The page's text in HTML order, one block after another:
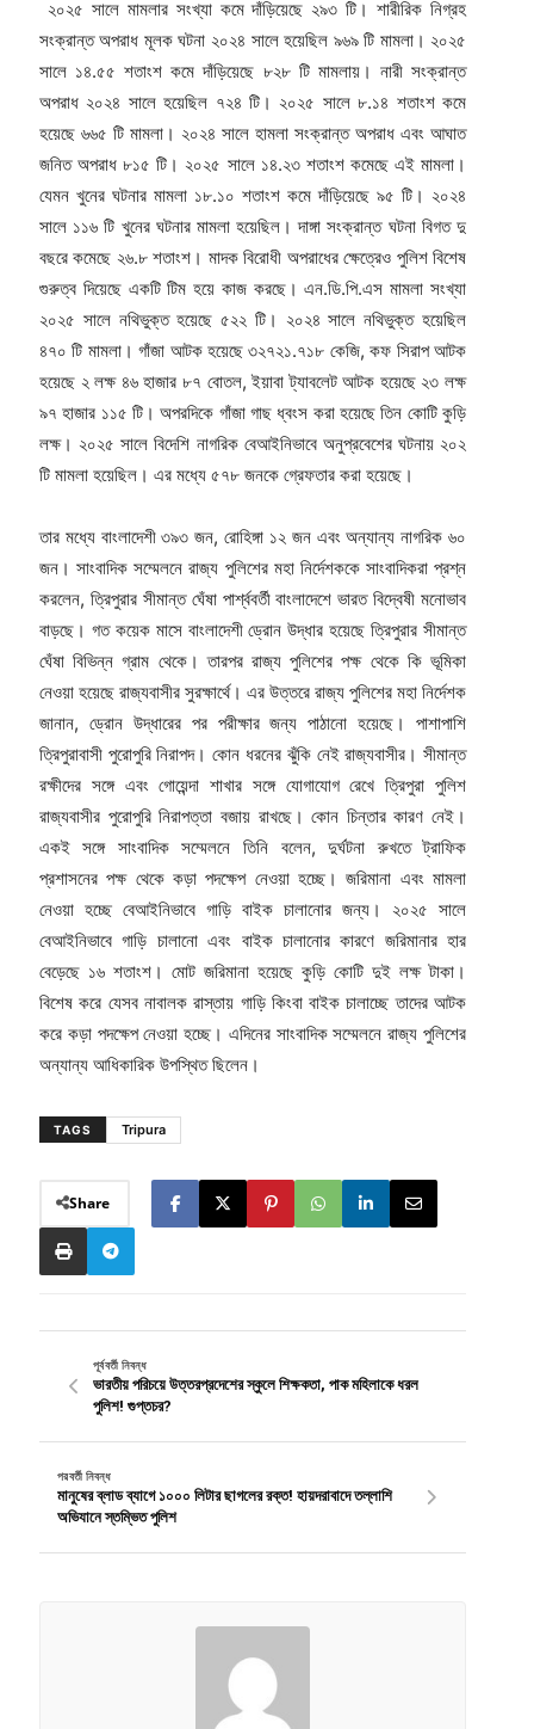
২০২৫ সালে মামলার সংখ্যা কমে দাঁড়িয়েছে ২৯৩ টি। শারীরিক নিগ্রহ
সংক্রান্ত অপরাধ মূলক ঘটনা ২০২৪ সালে হয়েছিল ৯৬৯ টি মামলা। ২০২৫
সালে ১৪.৫৫ শতাংশ কমে দাঁড়িয়েছে ৮২৮ টি মামলায়। নারী সংক্রান্ত
অপরাধ ২০২৪ সালে হয়েছিল ৭২৪ টি। ২০২৫ সালে ৮.১৪ শতাংশ কমে
হয়েছে ৬৬৫ টি মামলা। ২০২৪ সালে হামলা সংক্রান্ত অপরাধ এবং আঘাত
জনিত অপরাধ ৮১৫ টি। ২০২৫ সালে ১৪.২৩ শতাংশ কমেছে এই মামলা।
যেমন খুনের ঘটনার মামলা ১৮.১০ শতাংশ কমে দাঁড়িয়েছে ৯৫ টি। ২০২৪
সালে ১১৬ টি খুনের ঘটনার মামলা হয়েছিল। দাঙ্গা সংক্রান্ত ঘটনা বিগত দু
বছরে কমেছে ২৬.৮ শতাংশ। মাদক বিরোধী অপরাধের ক্ষেত্রেও পুলিশ বিশেষ
গুরুত্ব দিয়েছে একটি টিম হয়ে কাজ করছে। এন.ডি.পি.এস মামলা সংখ্যা
২০২৫ সালে নথিভুক্ত হয়েছে ৫২২ টি। ২০২৪ সালে নথিভুক্ত হয়েছিল
৪৭০ টি মামলা। গাঁজা আটক হয়েছে ৩২৭২১.৭১৮ কেজি, কফ সিরাপ আটক
হয়েছে ২ লক্ষ ৪৬ হাজার ৮৭ বোতল, ইয়াবা ট্যাবলেট আটক হয়েছে ২৩ লক্ষ
৯৭ হাজার ১১৫ টি। অপরদিকে গাঁজা গাছ ধ্বংস করা হয়েছে তিন কোটি কুড়ি
লক্ষ। ২০২৫ সালে বিদেশি নাগরিক বেআইনিভাবে অনুপ্রবেশের ঘটনায় ২০২
টি মামলা হয়েছিল। এর মধ্যে ৫৭৮ জনকে গ্রেফতার করা হয়েছে।
তার মধ্যে বাংলাদেশী ৩৯৩ জন, রোহিঙ্গা ১২ জন এবং অন্যান্য নাগরিক ৬০
জন। সাংবাদিক সম্মেলনে রাজ্য পুলিশের মহা নির্দেশককে সাংবাদিকরা প্রশ্ন
করলেন, ত্রিপুরার সীমান্ত ঘেঁষা পার্শ্ববর্তী বাংলাদেশে ভারত বিদ্বেষী মনোভাব
বাড়ছে। গত কয়েক মাসে বাংলাদেশী ড্রোন উদ্ধার হয়েছে ত্রিপুরার সীমান্ত
ঘেঁষা বিভিন্ন গ্রাম থেকে। তারপর রাজ্য পুলিশের পক্ষ থেকে কি ভূমিকা
নেওয়া হয়েছে রাজ্যবাসীর সুরক্ষার্থে। এর উত্তরে রাজ্য পুলিশের মহা নির্দেশক
জানান, ড্রোন উদ্ধারের পর পরীক্ষার জন্য পাঠানো হয়েছে। পাশাপাশি
ত্রিপুরাবাসী পুরোপুরি নিরাপদ। কোন ধরনের ঝুঁকি নেই রাজ্যবাসীর। সীমান্ত
রক্ষীদের সঙ্গে এবং গোয়েন্দা শাখার সঙ্গে যোগাযোগ রেখে ত্রিপুরা পুলিশ
রাজ্যবাসীর পুরোপুরি নিরাপত্তা বজায় রাখছে। কোন চিন্তার কারণ নেই।
একই সঙ্গে সাংবাদিক সম্মেলনে তিনি বলেন, দুর্ঘটনা রুখতে ট্রাফিক
প্রশাসনের পক্ষ থেকে কড়া পদক্ষেপ নেওয়া হচ্ছে। জরিমানা এবং মামলা
নেওয়া হচ্ছে বেআইনিভাবে গাড়ি বাইক চালানোর জন্য। ২০২৫ সালে
বেআইনিভাবে গাড়ি চালানো এবং বাইক চালানোর কারণে জরিমানার হার
বেড়েছে ১৬ শতাংশ। মোট জরিমানা হয়েছে কুড়ি কোটি দুই লক্ষ টাকা।
বিশেষ করে যেসব নাবালক রাস্তায় গাড়ি কিংবা বাইক চালাচ্ছে তাদের আটক
করে কড়া পদক্ষেপ নেওয়া হচ্ছে। এদিনের সাংবাদিক সম্মেলনে রাজ্য পুলিশের
অন্যান্য আধিকারিক উপস্থিত ছিলেন।
TAGS Tripura
Share
পূর্ববর্তী নিবন্ধ
ভারতীয় পরিচয়ে উত্তরপ্রদেশের স্কুলে শিক্ষকতা, পাক মহিলাকে ধরল
পুলিশ! গুপ্তচর?
পরবর্তী নিবন্ধ
মানুষের ব্লাড ব্যাগে ১০০০ লিটার ছাগলের রক্ত! হায়দরাবাদে তল্লাশি
অভিযানে স্তম্ভিত পুলিশ